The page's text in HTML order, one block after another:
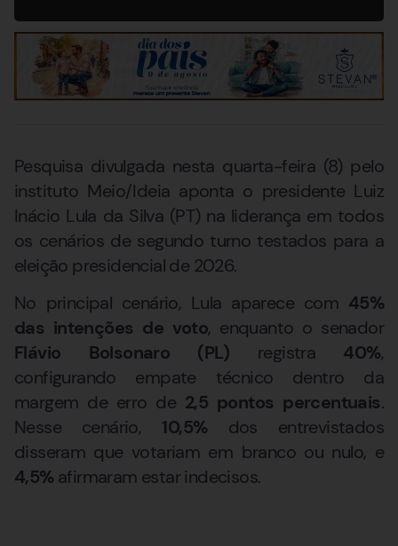
Pesquisa divulgada nesta quarta-feira (8) pelo
instituto Meio/Ideia aponta o presidente Luiz
Inácio Lula da Silva (PT) na liderança em todos
os cenários de segundo turno testados para a
eleição presidencial de 2026.
No principal cenário, Lula aparece com 45%
das intenções de voto, enquanto o senador
Flávio Bolsonaro (PL) registra 40%,
configurando empate técnico dentro da
margem de erro de 2,5 pontos percentuais.
Nesse cenário, 10,5% dos entrevistados
disseram que votariam em branco ou nulo, e
4,5% afirmaram estar indecisos.